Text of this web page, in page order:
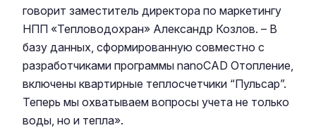
говорит заместитель директора по маркетингу
НПП «Тепловодохран» Александр Козлов. – В
базу данных, сформированную совместно с
разработчиками программы nanoCAD Отопление,
включены квартирные теплосчетчики “Пульсар”.
Теперь мы охватываем вопросы учета не только
воды, но и тепла».